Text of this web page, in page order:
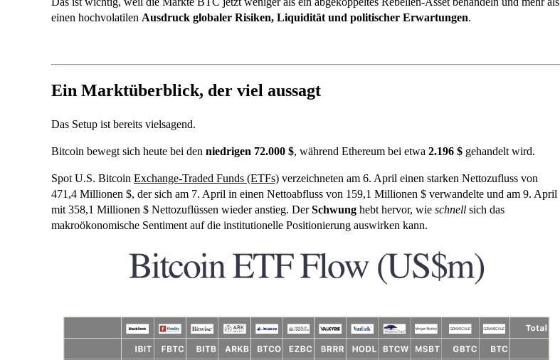
einen hochvolatilen Ausdruck globaler Risiken, Liquidität und politischer Erwartungen.
Ein Marktüberblick, der viel aussagt
Das Setup ist bereits vielsagend.
Bitcoin bewegt sich heute bei den niedrigen 72.000 $, während Ethereum bei etwa 2.196 $ gehandelt wird.
Spot U.S. Bitcoin Exchange-Traded Funds (ETFs) verzeichneten am 6. April einen starken Nettozufluss von
471,4 Millionen $, der sich am 7. April in einen Nettoabfluss von 159,1 Millionen $ verwandelte und am 9. April
mit 358,1 Millionen $ Nettozuflüssen wieder anstieg. DerSchwung hebt hervor, wie schnell sich das
makroökonomische Sentiment auf die institutionelle Positionierung auswirken kann.